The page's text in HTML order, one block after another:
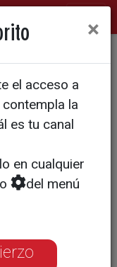
×
el acceso a
la
es tu canal
en cualquier
del menú